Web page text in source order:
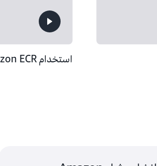
استخدام Amazon ECR لتخزين صور الحاويات (5:57)